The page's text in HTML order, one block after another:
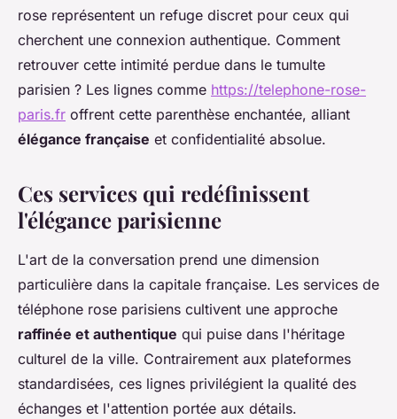
rose représentent un refuge discret pour ceux qui
cherchent une connexion authentique. Comment
retrouver cette intimité perdue dans le tumulte
parisien ? Les lignes comme https://telephone-rose-
paris.fr offrent cette parenthèse enchantée, alliant
élégance française et confidentialité absolue.
Ces services qui redéfinissent
l'élégance parisienne
L'art de la conversation prend une dimension
particulière dans la capitale française. Les services de
téléphone rose parisiens cultivent une approche
raffinée et authentique qui puise dans l'héritage
culturel de la ville. Contrairement aux plateformes
standardisées, ces lignes privilégient la qualité des
échanges et l'attention portée aux détails.